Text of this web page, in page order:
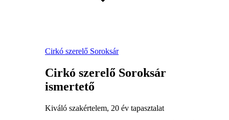
Cirkó szerelő Soroksár
Cirkó szerelő Soroksár
ismertető
Kiváló szakértelem, 20 év tapasztalat